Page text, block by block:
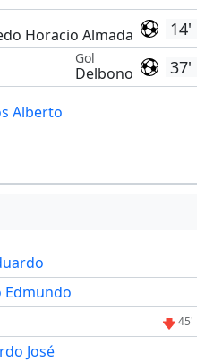
14'
Horacio Almada
37'
Gol
Delbono
Alberto
Edmundo
45'
José